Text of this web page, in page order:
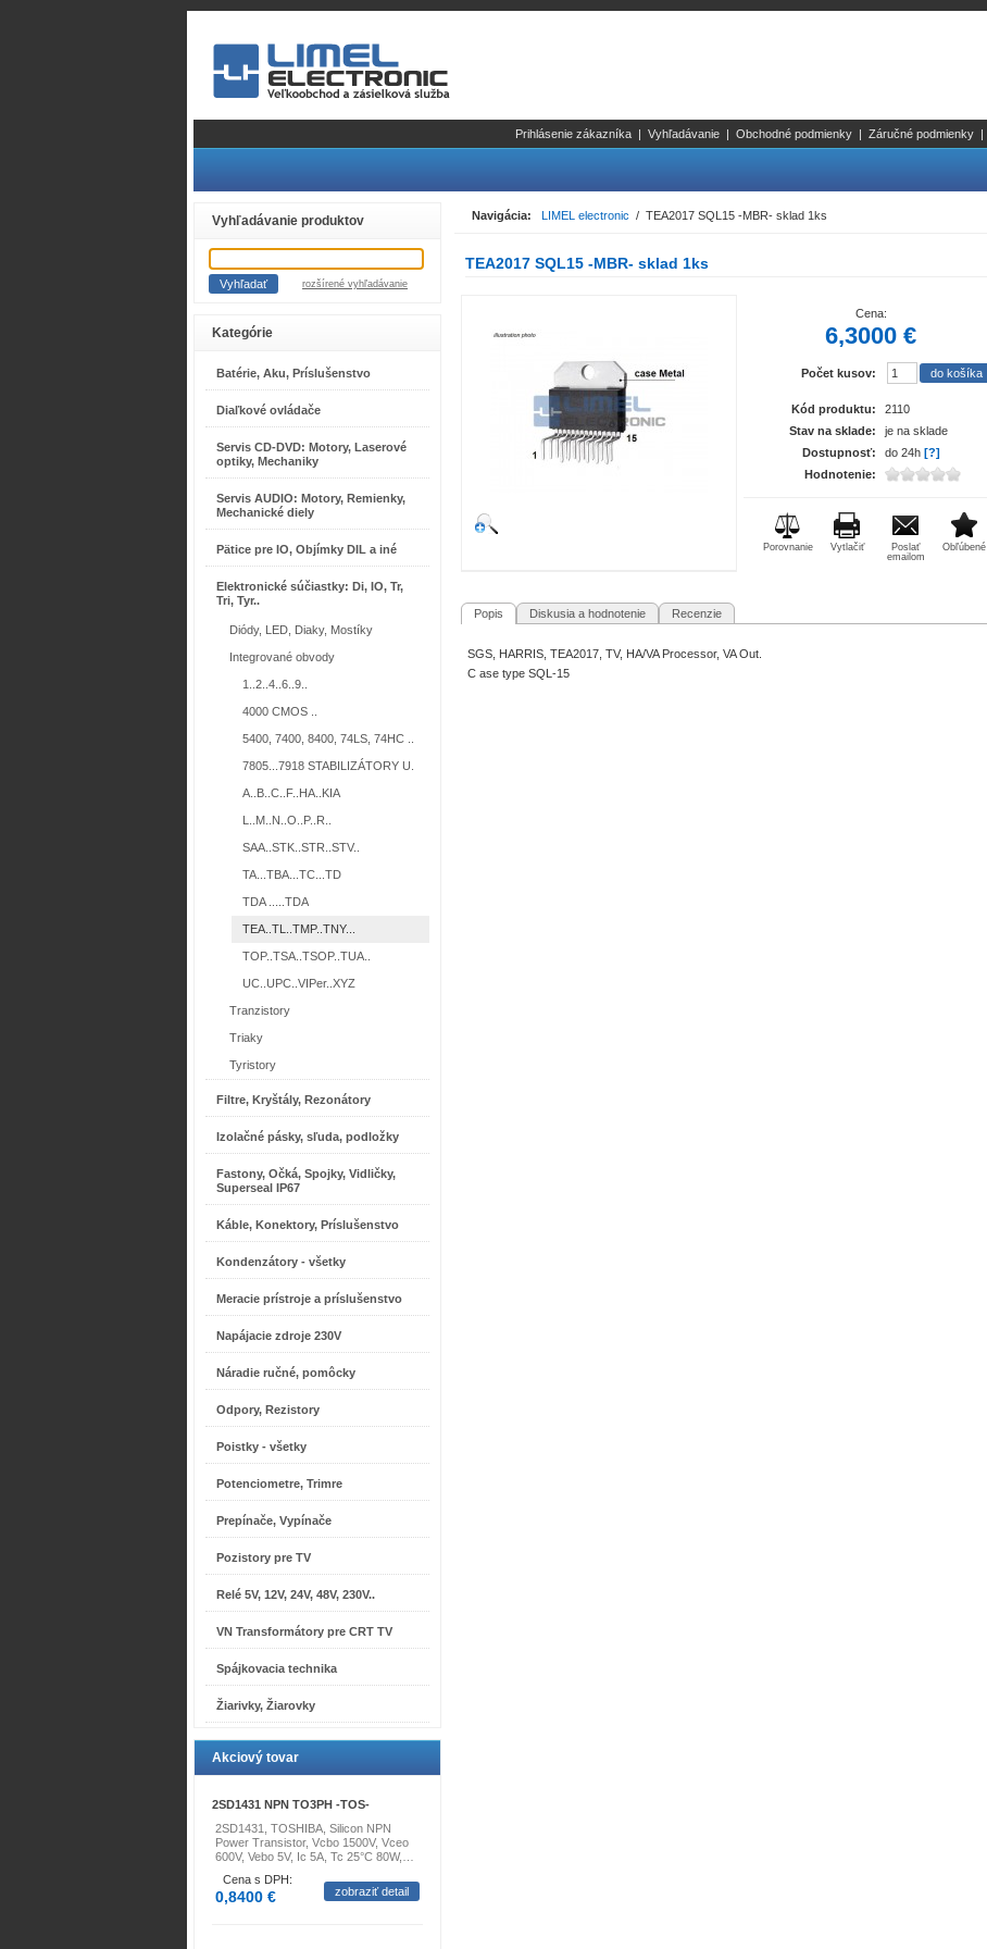
Prihlásenie zákazníka | Vyhľadávanie | Obchodné podmienky | Záručné podmienky |
Vyhľadávanie produktov
rozšírené vyhľadávanie
Kategórie
Batérie, Aku, Príslušenstvo
Diaľkové ovládače
Servis CD-DVD: Motory, Laserové
optiky, Mechaniky
Servis AUDIO: Motory, Remienky,
Mechanické diely
Pätice pre IO, Objímky DIL a iné
Elektronické súčiastky: Di, IO, Tr,
Tri, Tyr..
Diódy, LED, Diaky, Mostíky
Integrované obvody
1..2..4..6..9..
4000 CMOS ..
5400, 7400, 8400, 74LS, 74HC ..
7805...7918 STABILIZÁTORY U.
A..B..C..F..HA..KIA
L..M..N..O..P..R..
SAA..STK..STR..STV..
TA...TBA...TC...TD
TDA .....TDA
TEA..TL..TMP..TNY...
TOP..TSA..TSOP..TUA..
UC..UPC..VIPer..XYZ
Tranzistory
Triaky
Tyristory
Filtre, Kryštály, Rezonátory
Izolačné pásky, sľuda, podložky
Fastony, Očká, Spojky, Vidličky,
Superseal IP67
Káble, Konektory, Príslušenstvo
Kondenzátory - všetky
Meracie prístroje a príslušenstvo
Napájacie zdroje 230V
Náradie ručné, pomôcky
Odpory, Rezistory
Poistky - všetky
Potenciometre, Trimre
Prepínače, Vypínače
Pozistory pre TV
Relé 5V, 12V, 24V, 48V, 230V..
VN Transformátory pre CRT TV
Spájkovacia technika
Žiarivky, Žiarovky
Akciový tovar
2SD1431 NPN TO3PH -TOS-
2SD1431, TOSHIBA, Silicon NPN
Power Transistor, Vcbo 1500V, Vceo
600V, Vebo 5V, Ic 5A, Tc 25°C 80W,…
Cena s DPH:
0,8400 € zobraziť detail
Navigácia: LIMEL electronic / TEA2017 SQL15 -MBR- sklad 1ks
TEA2017 SQL15 -MBR- sklad 1ks
Cena:
6,3000 €
Počet kusov:
Kód produktu:
2110
Stav na sklade:
je na sklade
Dostupnosť:
do 24h [?]
Hodnotenie:
Porovnanie Vytlačiť
Poslať
emailom
Obľúbené
Popis Diskusia a hodnotenie Recenzie
SGS, HARRIS, TEA2017, TV, HA/VA Processor, VA Out.
C ase type SQL-15